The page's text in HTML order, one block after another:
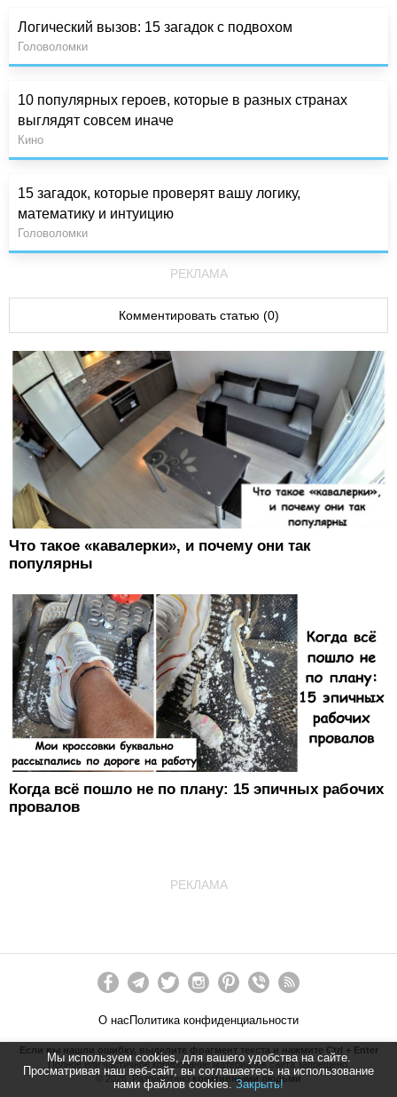
Мы используем cookies, для вашего удобства на сайте.
Просматривая наш веб-сайт, вы соглашаетесь на использование
нами файлов cookies. Закрыть!
Логический вызов: 15 загадок с подвохом
Головоломки
10 популярных героев, которые в разных странах
выглядят совсем иначе
Кино
15 загадок, которые проверят вашу логику,
математику и интуицию
Головоломки
РЕКЛАМА
Комментировать статью (0)
Что такое «кавалерки», и почему они так
популярны
Когда всё пошло не по плану: 15 эпичных рабочих
провалов
РЕКЛАМА
О нас Политика конфиденциальности
Если вы нашли ошибку, выделите фрагмент текста и нажмите Ctrl + Enter
Полное или частичное копирование материалов сайта запрещено.
©2026 . Разработанокреативными людьми